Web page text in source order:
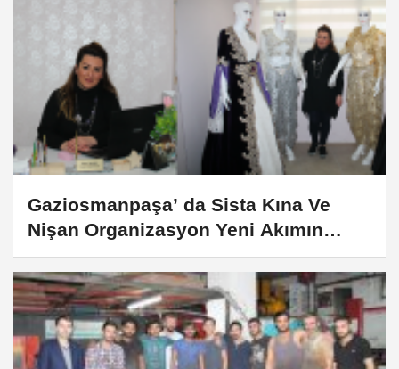
Gaziosmanpaşa’ da Sista Kına Ve
Nişan Organizasyon Yeni Akımın
Lideri Oldu